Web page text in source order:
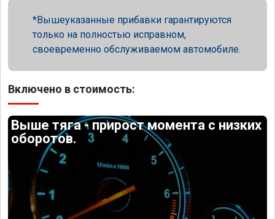
Вышеуказанные прибавки гарантируются
только на полностью исправном,
своевременно обслуживаемом автомобиле.
Включено в стоимость:
Выше тяга - прирост момента с низких
оборотов.